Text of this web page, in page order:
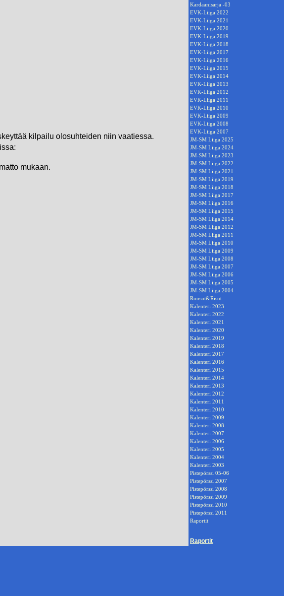
kilpailu olosuhteiden niin vaatiessa.
mukaan.
Kardaanisarja -03
EVK-Liiga 2022
EVK-Liiga 2021
EVK-Liiga 2020
EVK-Liiga 2019
EVK-Liiga 2018
EVK-Liiga 2017
EVK-Liiga 2016
EVK-Liiga 2015
EVK-Liiga 2014
EVK-Liiga 2013
EVK-Liiga 2012
EVK-Liiga 2011
EVK-Liiga 2010
EVK-Liiga 2009
EVK-Liiga 2008
EVK-Liiga 2007
JM-SM Liiga 2025
JM-SM Liiga 2024
JM-SM Liiga 2023
JM-SM Liiga 2022
JM-SM Liiga 2021
JM-SM Liiga 2019
JM-SM Liiga 2018
JM-SM Liiga 2017
JM-SM Liiga 2016
JM-SM Liiga 2015
JM-SM Liiga 2014
JM-SM Liiga 2012
JM-SM Liiga 2011
JM-SM Liiga 2010
JM-SM Liiga 2009
JM-SM Liiga 2008
JM-SM Liiga 2007
JM-SM Liiga 2006
JM-SM Liiga 2005
JM-SM Liiga 2004
Ruusut&Risut
Kalenteri 2023
Kalenteri 2022
Kalenteri 2021
Kalenteri 2020
Kalenteri 2019
Kalenteri 2018
Kalenteri 2017
Kalenteri 2016
Kalenteri 2015
Kalenteri 2014
Kalenteri 2013
Kalenteri 2012
Kalenteri 2011
Kalenteri 2010
Kalenteri 2009
Kalenteri 2008
Kalenteri 2007
Kalenteri 2006
Kalenteri 2005
Kalenteri 2004
Kalenteri 2003
Pistepörssi 05-06
Pistepörssi 2007
Pistepörssi 2008
Pistepörssi 2009
Pistepörssi 2010
Pistepörssi 2011
Raportit
Raportit